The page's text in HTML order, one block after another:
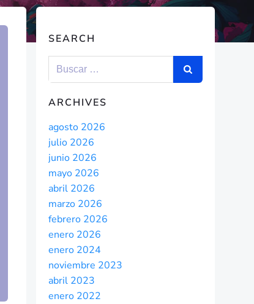
SEARCH
ARCHIVES
agosto 2026
julio 2026
junio 2026
mayo 2026
abril 2026
marzo 2026
febrero 2026
enero 2026
enero 2024
noviembre 2023
abril 2023
enero 2022